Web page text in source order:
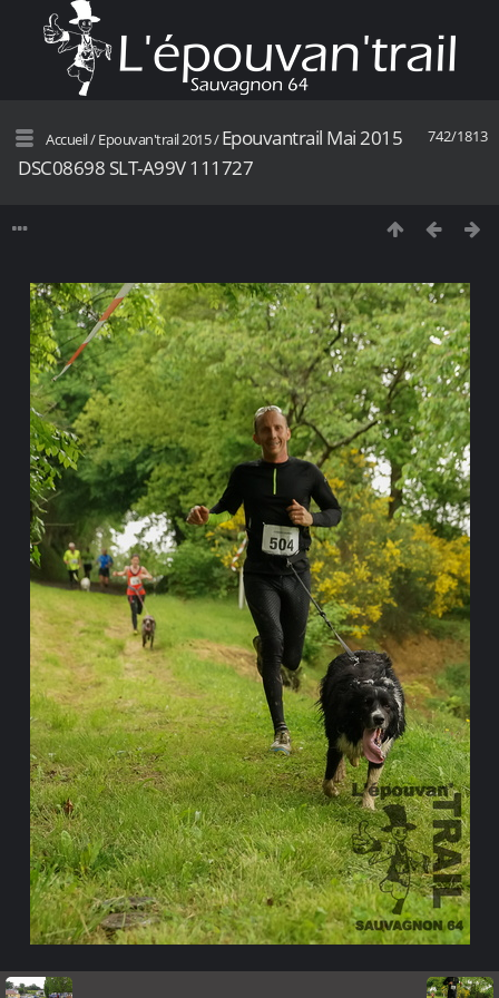
742/1813
Accueil/Epouvan'trail 2015/Epouvantrail Mai 2015
DSC08698 SLT-A99V 111727